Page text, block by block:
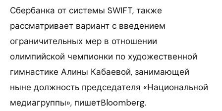
Сбербанка от системы SWIFT, также
рассматривает вариант с введением
ограничительных мер в отношении
олимпийской чемпионки по художественной
гимнастике Алины Кабаевой, занимающей
ныне должность председателя «Национальной
медиагруппы», пишетBloomberg.